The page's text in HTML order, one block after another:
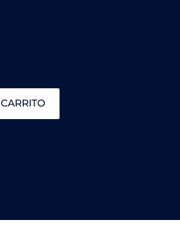
CARRITO